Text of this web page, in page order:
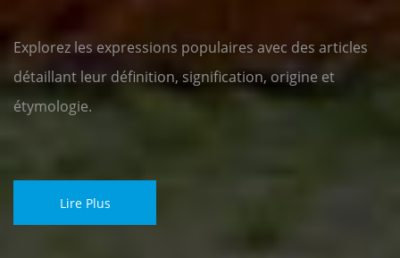
Explorez les expressions populaires avec des articles
détaillant leur définition, signification, origine et
étymologie.
Lire Plus